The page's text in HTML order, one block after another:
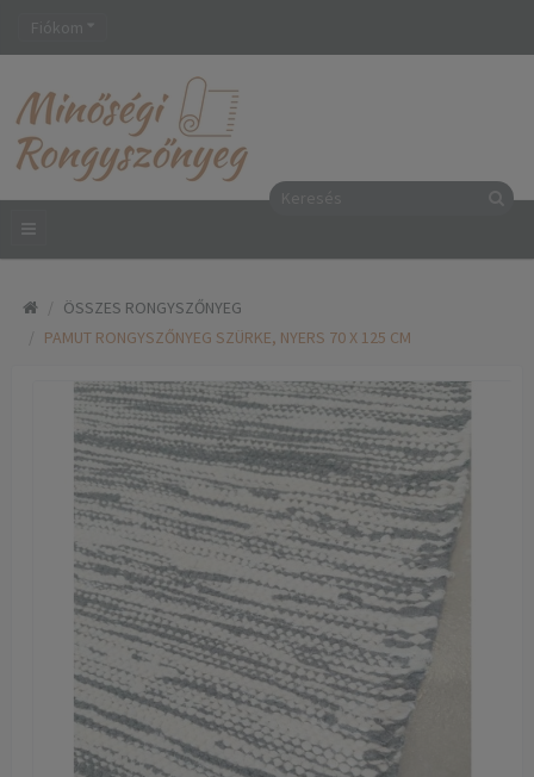
ÖSSZES RONGYSZŐNYEG
PAMUT RONGYSZŐNYEG SZÜRKE, NYERS 70 X 125 CM